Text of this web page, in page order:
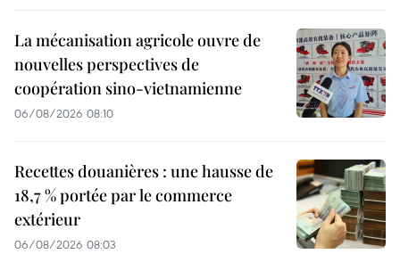
La mécanisation agricole ouvre de
nouvelles perspectives de
coopération sino-vietnamienne
06/08/2026 08:10
Recettes douanières : une hausse de
18,7 % portée par le commerce
extérieur
06/08/2026 08:03